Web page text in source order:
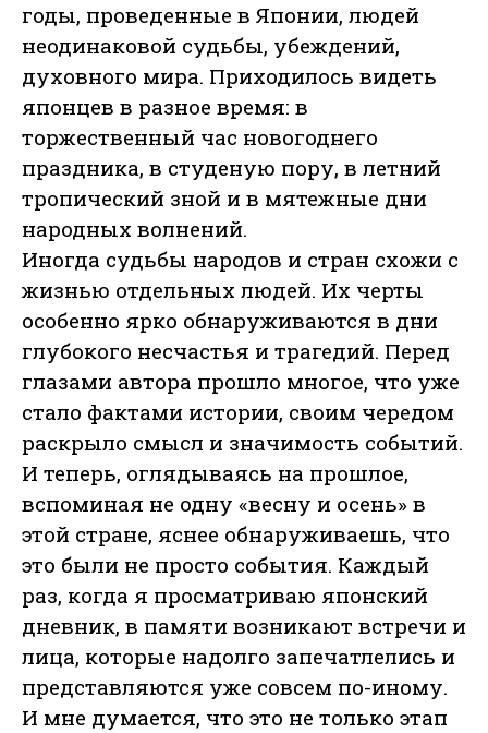
годы, проведенные в Японии, людей
неодинаковой судьбы, убеждений,
духовного мира. Приходилось видеть
японцев в разное время: в
торжественный час новогоднего
праздника, в студеную пору, в летний
тропический зной и в мятежные дни
народных волнений.
Иногда судьбы народов и стран схожи с
жизнью отдельных людей. Их черты
особенно ярко обнаруживаются в дни
глубокого несчастья и трагедий. Перед
глазами автора прошло многое, что уже
стало фактами истории, своим чередом
раскрыло смысл и значимость событий.
И теперь, оглядываясь на прошлое,
вспоминая не одну «весну и осень» в
этой стране, яснее обнаруживаешь, что
это были не просто события. Каждый
раз, когда я просматриваю японский
дневник, в памяти возникают встречи и
лица, которые надолго запечатлелись и
представляются уже совсем по-иному.
И мне думается, что это не только этап